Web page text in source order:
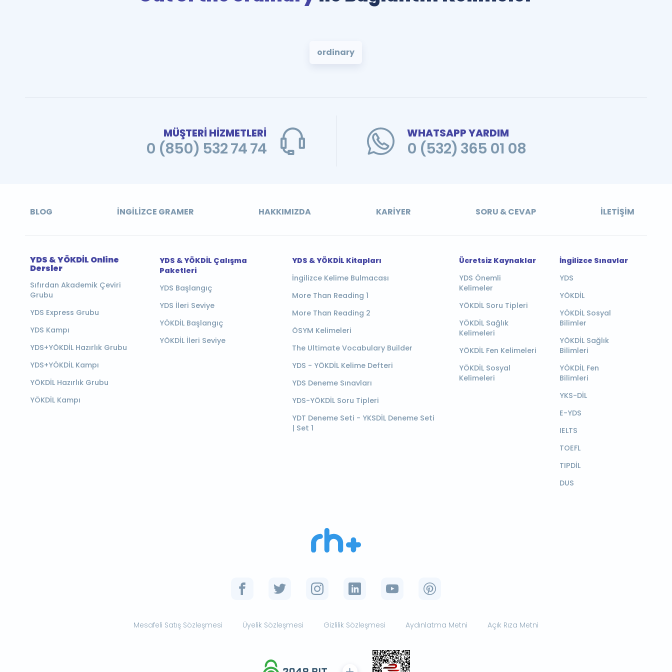
ordinary
MÜŞTERİ HİZMETLERİ
0 (850) 532 74 74
WHATSAPP YARDIM
0 (532) 365 01 08
BLOG İNGILIZCE GRAMER HAKKIMIZDA KARIYER SORU & CEVAP İLETIŞIM
YDS & YÖKDİL Online
Dersler
Sıfırdan Akademik Çeviri
Grubu
YDS Express Grubu
YDS Kampı
YDS+YÖKDİL Hazırlık Grubu
YDS+YÖKDİL Kampı
YÖKDİL Hazırlık Grubu
YÖKDİL Kampı
YDS & YÖKDİL Çalışma
Paketleri
YDS Başlangıç
YDS İleri Seviye
YÖKDİL Başlangıç
YÖKDİL İleri Seviye
YDS & YÖKDİL Kitapları
İngilizce Kelime Bulmacası
More Than Reading 1
More Than Reading 2
ÖSYM Kelimeleri
The Ultimate Vocabulary Builder
YDS - YÖKDİL Kelime Defteri
YDS Deneme Sınavları
YDS-YÖKDİL Soru Tipleri
YDT Deneme Seti - YKSDİL Deneme Seti
| Set 1
Ücretsiz Kaynaklar
YDS Önemli
Kelimeler
YÖKDİL Soru Tipleri
YÖKDİL Sağlık
Kelimeleri
YÖKDİL Fen Kelimeleri
YÖKDİL Sosyal
Kelimeleri
İngilizce Sınavlar
YDS
YÖKDİL
YÖKDİL Sosyal
Bilimler
YÖKDİL Sağlık
Bilimleri
YÖKDİL Fen
Bilimleri
YKS-DİL
E-YDS
IELTS
TOEFL
TIPDİL
DUS
Mesafeli Satış Sözleşmesi Üyelik Sözleşmesi Gizlilik Sözleşmesi Aydınlatma Metni Açık Rıza Metni